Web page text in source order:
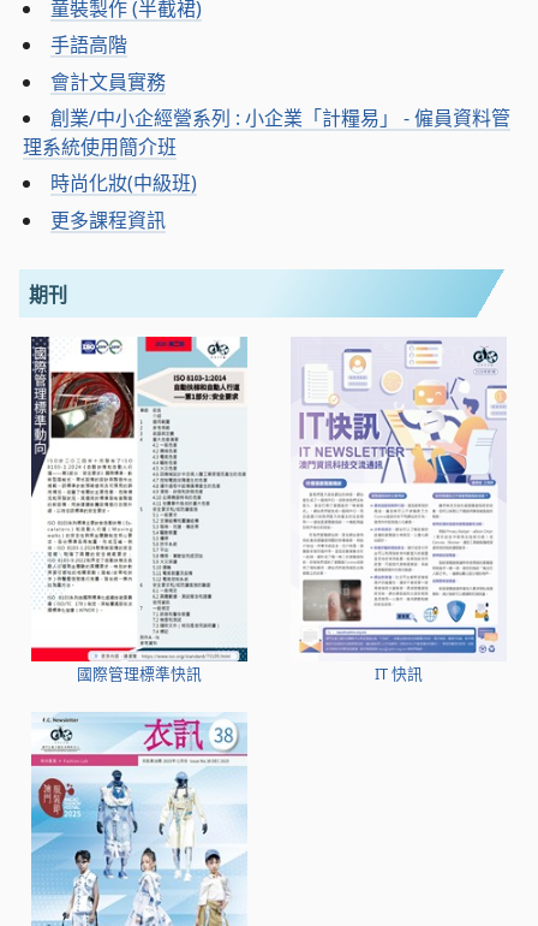
童裝製作 (半截裙)
手語高階
會計文員實務
創業/中小企經營系列 : 小企業「計糧易」 - 僱員資料管
理系統使用簡介班
時尚化妝(中級班)
更多課程資訊
期刊
國際管理標準快訊 IT 快訊